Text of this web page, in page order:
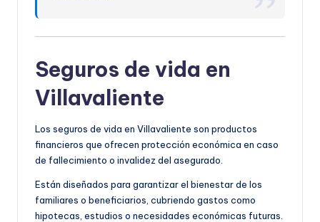
Seguros de vida en
Villavaliente
Los seguros de vida en Villavaliente son productos
financieros que ofrecen protección económica en caso
de fallecimiento o invalidez del asegurado.
Están diseñados para garantizar el bienestar de los
familiares o beneficiarios, cubriendo gastos como
hipotecas, estudios o necesidades económicas futuras.